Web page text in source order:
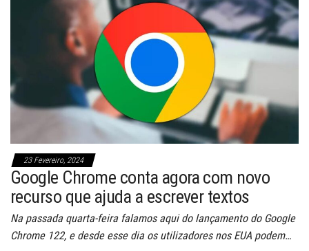
23 Fevereiro, 2024
Google Chrome conta agora com novo
recurso que ajuda a escrever textos
Na passada quarta-feira falamos aqui do lançamento do Google
Chrome 122, e desde esse dia os utilizadores nos EUA podem…